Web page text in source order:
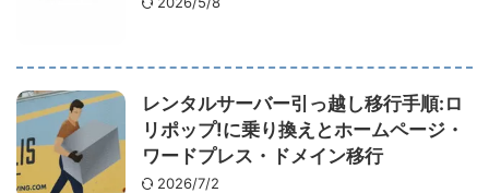
レンタルサーバー引っ越し移行手順:ロ
リポップ!に乗り換えとホームページ・
ワードプレス・ドメイン移行
2026/7/2